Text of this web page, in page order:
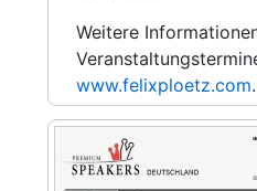
Weitere
www.felixploetz.com